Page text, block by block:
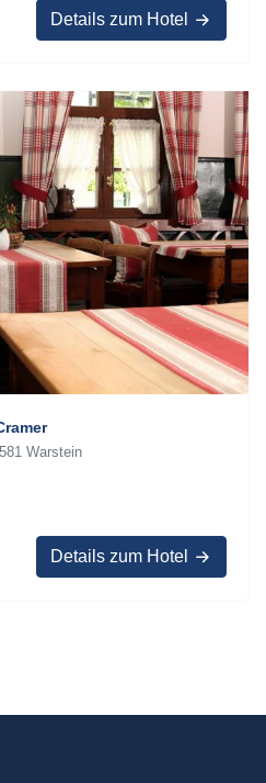
Details zum Hotel
Warstein
Details zum Hotel